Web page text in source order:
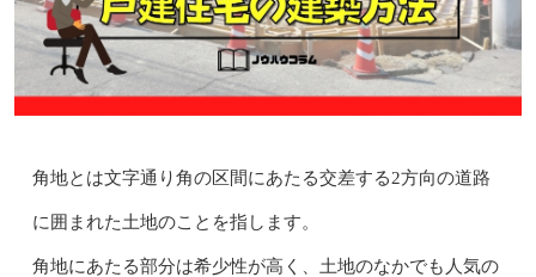
角地とは文字通り角の区間にあたる交差する2方向の道路
に囲まれた土地のことを指します。
角地にあたる部分は希少性が高く、土地のなかでも人気の